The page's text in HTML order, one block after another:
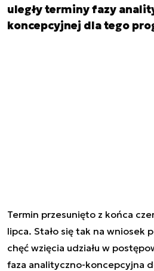
uległy terminy fazy
koncepcyjnej dla tego
Termin przesunięto z końca
lipca. Stało się tak na wniosek
chęć wzięcia udziału w
faza analityczno-koncepcyjna